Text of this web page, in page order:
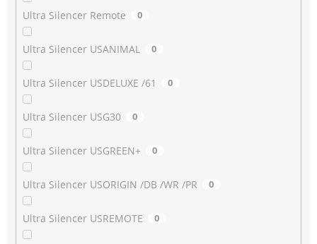
Ultra Silencer Remote 0
Ultra Silencer USANIMAL 0
Ultra Silencer USDELUXE /61 0
Ultra Silencer USG30 0
Ultra Silencer USGREEN+ 0
Ultra Silencer USORIGIN /DB /WR /PR 0
Ultra Silencer USREMOTE 0